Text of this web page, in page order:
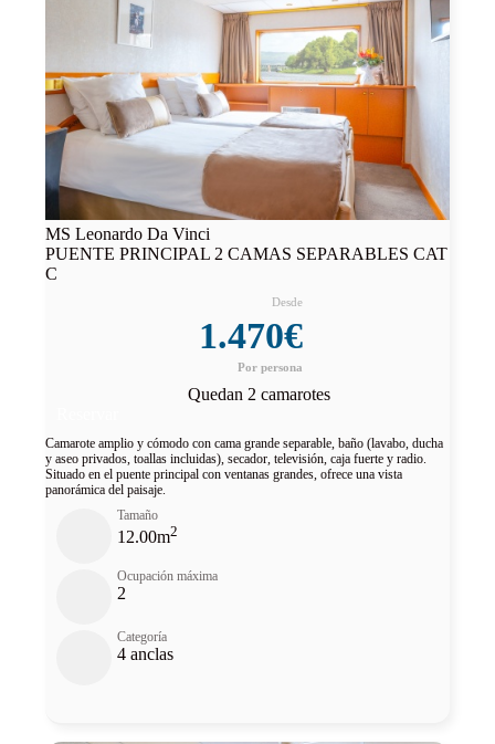
MS Leonardo Da Vinci
PUENTE PRINCIPAL 2 CAMAS SEPARABLES CAT
C
1.470€
Quedan 2 camarotes
Camarote amplio y cómodo con cama grande separable, baño (lavabo, ducha
y aseo privados, toallas incluidas), secador, televisión, caja fuerte y radio.
Situado en el puente principal con ventanas grandes, ofrece una vista
panorámica del paisaje.
Tamaño
12.00m2
Ocupación máxima
2
Categoría
4 anclas